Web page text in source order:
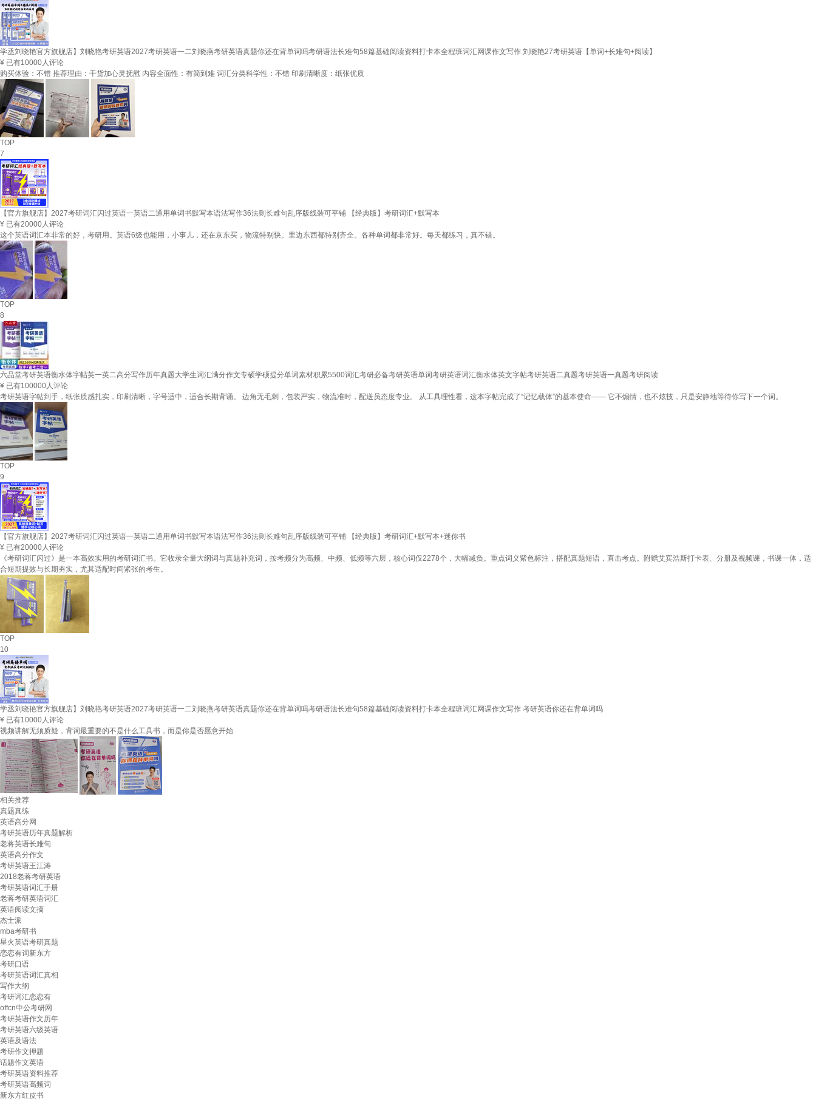
学丞刘晓艳官方旗舰店】刘晓艳考研英语2027考研英语一二刘晓燕考研英语真题你还在背单词吗考研语法长难句58篇基础阅读资料打卡本全程班词汇网课作文写作 刘晓艳27考研英语【单词+长难句+阅读】
¥ 已有10000人评论
购买体验：不错 推荐理由：干货加心灵抚慰 内容全面性：有简到难 词汇分类科学性：不错 印刷清晰度：纸张优质
TOP
7
【官方旗舰店】2027考研词汇闪过英语一英语二通用单词书默写本语法写作36法则长难句乱序版线装可平铺 【经典版】考研词汇+默写本
¥ 已有20000人评论
这个英语词汇本非常的好，考研用。英语6级也能用，小事儿，还在京东买，物流特别快。里边东西都特别齐全。各种单词都非常好。每天都练习，真不错。
TOP
8
六品堂考研英语衡水体字帖英一英二高分写作历年真题大学生词汇满分作文专硕学硕提分单词素材积累5500词汇考研必备考研英语单词考研英语词汇衡水体英文字帖考研英语二真题考研英语一真题考研阅读
¥ 已有100000人评论
考研英语字帖到手，纸张质感扎实，印刷清晰，字号适中，适合长期背诵。 边角无毛刺，包装严实，物流准时，配送员态度专业。 从工具理性看，这本字帖完成了“记忆载体”的基本使命—— 它不煽情，也不炫技，只是安静地等待你写下一个词。
TOP
9
【官方旗舰店】2027考研词汇闪过英语一英语二通用单词书默写本语法写作36法则长难句乱序版线装可平铺 【经典版】考研词汇+默写本+迷你书
¥ 已有20000人评论
《考研词汇闪过》是一本高效实用的考研词汇书。它收录全量大纲词与真题补充词，按考频分为高频、中频、低频等六层，核心词仅2278个，大幅减负。重点词义紫色标注，搭配真题短语，直击考点。附赠艾宾浩斯打卡表、分册及视频课，书课一体，适
合短期提效与长期夯实，尤其适配时间紧张的考生。
TOP
10
学丞刘晓艳官方旗舰店】刘晓艳考研英语2027考研英语一二刘晓燕考研英语真题你还在背单词吗考研语法长难句58篇基础阅读资料打卡本全程班词汇网课作文写作 考研英语你还在背单词吗
¥ 已有10000人评论
视频讲解无须质疑，背词最重要的不是什么工具书，而是你是否愿意开始
相关推荐
真题真练
英语高分网
考研英语历年真题解析
老蒋英语长难句
英语高分作文
考研英语王江涛
2018老蒋考研英语
考研英语词汇手册
老蒋考研英语词汇
英语阅读文摘
杰士派
mba考研书
星火英语考研真题
恋恋有词新东方
考研口语
考研英语词汇真相
写作大纲
考研词汇恋恋有
offcn中公考研网
考研英语作文历年
考研英语六级英语
英语及语法
考研作文押题
话题作文英语
考研英语资料推荐
考研英语高频词
新东方红皮书